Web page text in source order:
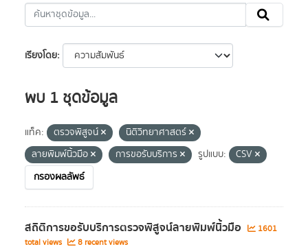
เรียงโดย
พบ 1 ชุดข้อมูล
แท็ค: ตรวจพิสูจน์
นิติวิทยาศาสตร์
ลายพิมพ์นิ้วมือ
การขอรับบริการ รูปแบบ:
CSV
กรองผลลัพธ์
สถิติการขอรับบริการตรวจพิสูจน์ลายพิมพ์นิ้วมือ
1601
total views
8 recent views